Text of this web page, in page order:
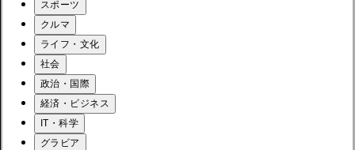
スポーツ
クルマ
ライフ・文化
社会
政治・国際
経済・ビジネス
IT・科学
グラビア